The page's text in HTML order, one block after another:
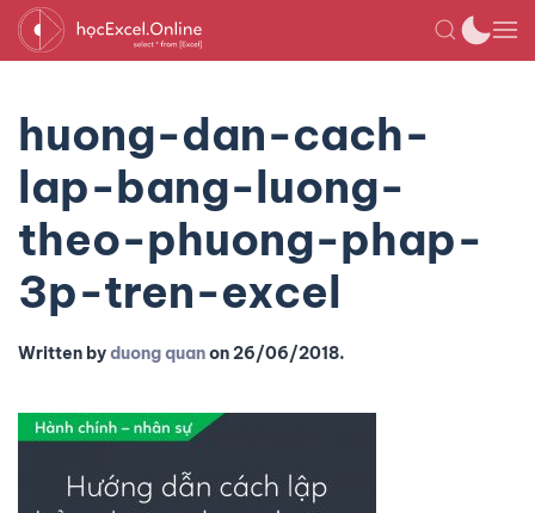
huong-dan-cach-
lap-bang-luong-
theo-phuong-phap-
3p-tren-excel
Written byduong quanon26/06/2018.